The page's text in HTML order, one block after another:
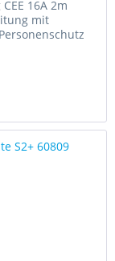
16A 2m
mit